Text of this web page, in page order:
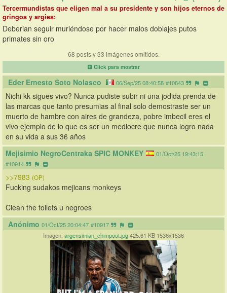
Tercermundistas que eligen mal a su presidente y son hijos eternos de
gringos y argies:
Deberian seguir muriéndose por hacer malos doblajes putos
primates sin oro
68 posts y 33 imágenes omitidos.
Click para mostrar
Eder Ernesto Soto Nolasco 06/Sep/25 08:40:58 #10843
Nichi kk sigues vivo? Nunca pudiste subir ni una jodida prenda de
las marcas que tanto presumias al final solo demostraste ser un
muerto de hambre con aires de grandeza, pobre imbecil eres el
vivo ejemplo de lo que es ser un mediocre que nunca logro nada
en su vida a sus 36 años
Mejisimio NegroCentraka SPIC MONKEY
01/Oct/25 19:43:15
#10914
>>7983 (OP)
Fucking sudakos mejicans monkeys
Clean the toilets u negroes
Anónimo 01/Oct/25 20:04:47 #10917
Imagen: argensimian_chimpout.jpg425.61 KB 1536x1536